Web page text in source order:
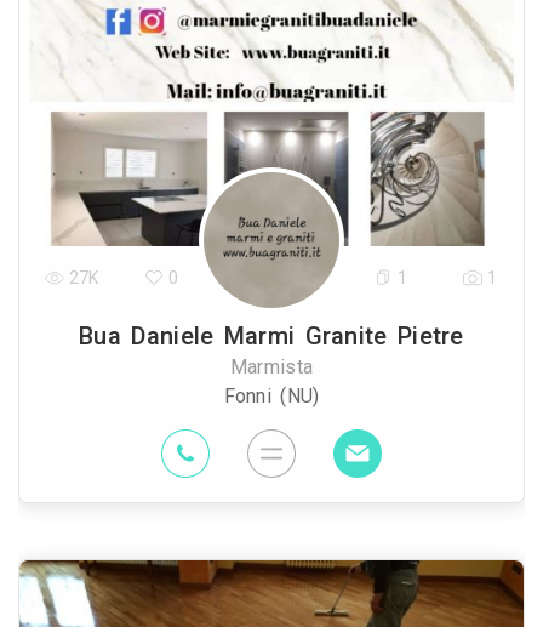
Bua Daniele Marmi Granite Pietre
Marmista
Fonni (NU)
27K 0 1 1